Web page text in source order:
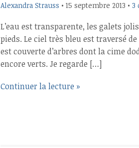
Alexandra Strauss • 15 septembre 2013 • 3
L’eau est transparente, les galets
pieds. Le ciel très bleu est traversé
est couverte d’arbres dont la cime
encore verts. Je regarde […]
Continuer la lecture »